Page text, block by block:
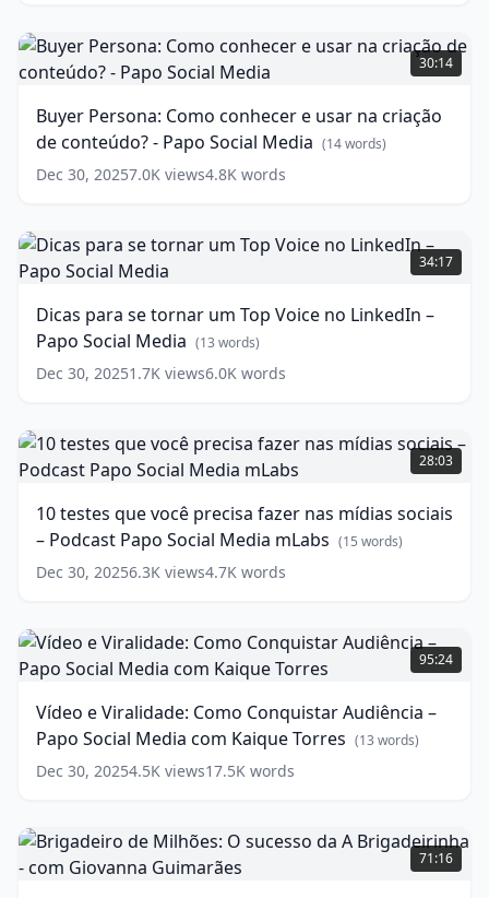
words)
Buyer
Persona:
Como
e
usar
na
criação
conteúdo?
-
Papo
Media (14
words)
30:14
Buyer Persona: Como conhecer e usar na criação
de conteúdo? - Papo Social Media (14words)
Dec 30, 20257.0K views4.8K words
Dicas
para
se
um
Top
Voice
no
–
Papo
Social
words)
34:17
Dicas para se tornar um Top Voice no LinkedIn –
Papo Social Media (13 words)
Dec 30, 20251.7K views6.0K words
10
testes
que
precisa
fazer
nas
mídias
–
Podcast
Papo
Media
mLabs (15
28:03
10 testes que você precisa fazer nas mídias sociais
– Podcast Papo Social Media mLabs (15 words)
Dec 30, 20256.3K views4.7K words
Vídeo
e
Viralidade:
Conquistar
Audiência
–
Papo
Media
com
Kaique
95:24
Vídeo e Viralidade: Como Conquistar Audiência –
Papo Social Media com Kaique Torres (13 words)
Dec 30, 20254.5K views17.5K words
Brigadeiro
de
Milhões:
71:16